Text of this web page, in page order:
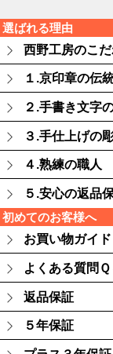
選ばれる理由
西野工房のこだ
１.京印章の伝
２.手書き文字
３.手仕上げの
４.熟練の職人
５.安心の返品
初めてのお客様へ
お買い物ガイド
よくある質問Ｑ
返品保証
５年保証